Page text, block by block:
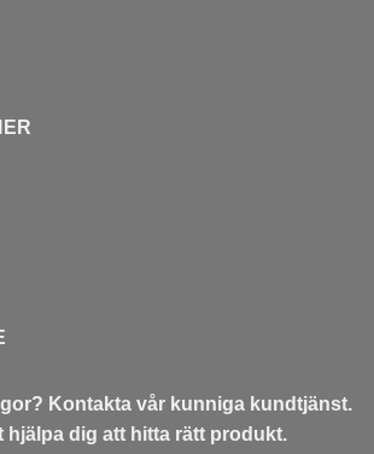
Kontakta vår kunniga kundtjänst.
hjälpa dig att hitta rätt produkt.